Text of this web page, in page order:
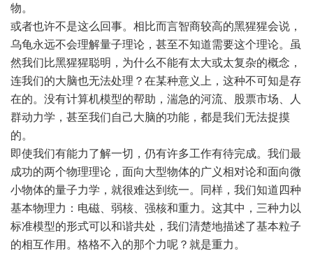
物。
或者也许不是这么回事。相比而言智商较高的黑猩猩会说，
乌龟永远不会理解量子理论，甚至不知道需要这个理论。虽
然我们比黑猩猩聪明，为什么不能有太大或太复杂的概念，
连我们的大脑也无法处理？在某种意义上，这种不可知是存
在的。没有计算机模型的帮助，湍急的河流、股票市场、人
群动力学，甚至我们自己大脑的功能，都是我们无法捉摸
的。
即使我们有能力了解一切，仍有许多工作有待完成。我们最
成功的两个物理理论，面向大型物体的广义相对论和面向微
小物体的量子力学，就很难达到统一。同样，我们知道四种
基本物理力：电磁、弱核、强核和重力。这其中，三种力以
标准模型的形式可以和谐共处，我们清楚地描述了基本粒子
的相互作用。格格不入的那个力呢？就是重力。